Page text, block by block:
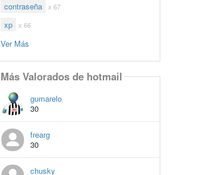
contraseña x 67
xp x 66
Ver Más
Más Valorados de hotmail
gumarelo
30
frearg
30
chusky